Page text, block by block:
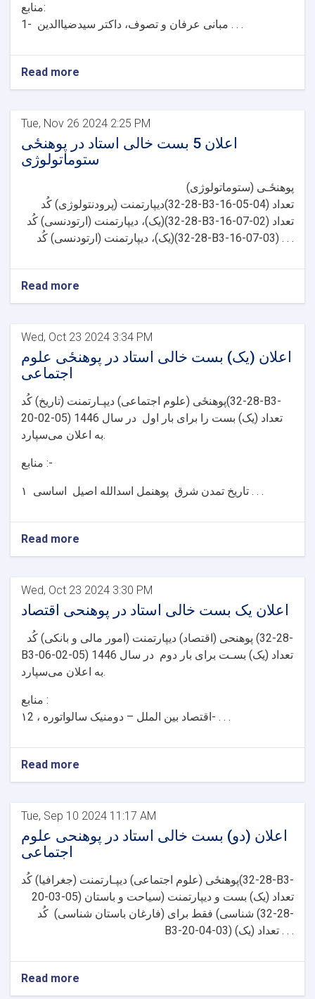
منابع:
1- مبانی عرفان و تصوف، داکتر سیدضیاالدین . . .
Read more
Tue, Nov 26 2024 2:25 PM
اعلان 5 بست خالی استاد در پوهنځی
ستوماتولوژی
پوهنځـی (ستوماتولوژی)
دیپارتمنت (پرودنتولوژی) کُد(28-32-B3-16-05-04) تعداد
(یک)، دیپارتمنت (ارتودنسی) کُد(28-32-B3-16-07-02) تعداد
(یک)، دیپارتمنت (ارتودنسی) کُد(28-32-B3-16-07-03) . . .
Read more
Wed, Oct 23 2024 3:34 PM
اعلان (یک) بست خالی استاد در پوهنځی علوم
اجتماعی
پوهنځی (علوم اجتماعی) دیپـارتمنت (تاریخ) کُد(28-32-B3-
20-02-05) تعداد (یک) بست را برای بار اول در سال 1446
به اعلان می‌سپارد.
منابع :-
۱ تاریخ تمدن شرق پوهنمل اسدالله اصیل اساسی . . .
Read more
Wed, Oct 23 2024 3:30 PM
اعلان یک بست خالی استاد در پوهنحی اقتصاد
B3-06-02-05) تعداد (یک) بسـت برای بار دوم در سال 1446
به اعلان می‌سپارد.
منابع :
۱اقتصاد بین الملل – دومنیک سالواتوره ، 2- . . .
Read more
Tue, Sep 10 2024 11:17 AM
اعلان (دو) بست خالی استاد در پوهنحی علوم
اجتماعی
پوهنځی (علوم اجتماعی) دیپـارتمنت (جغرافیا) کُد(28-32-B3-
20-03-05) تعداد (یک) بست و دیپارتمنت (سیاحت و باستان
شناسی) فقط برای (فارغان باستان شناسی) کُد (28-32-
B3-20-04-03) تعداد (یک) . . .
Read more